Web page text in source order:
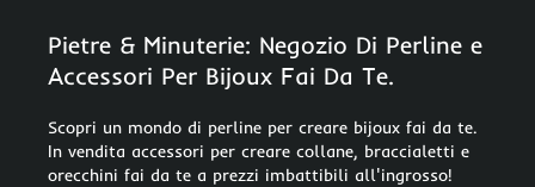
Pietre & Minuterie: Negozio Di Perline e
Accessori Per Bijoux Fai Da Te.
Scopri un mondo di perline per creare bijoux fai da te.
In vendita accessori per creare collane, braccialetti e
orecchini fai da te a prezzi imbattibili all'ingrosso!